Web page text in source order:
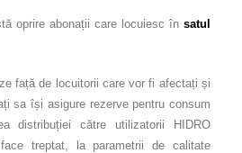
oprire abonații care locuiesc în satul
față de locuitorii care vor fi afectați și
sa își asigure rezerve pentru consum
distribuției către utilizatorii HIDRO
treptat, la parametrii de calitate